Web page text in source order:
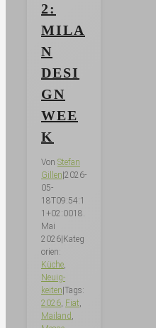
2:
MILA
N
DESI
GN
WEE
K
Von Stefan
Gillen 2026-
05-
18T09:54:1
1+02:0018.
Mai
2026 Kateg
orien:
Küche,
Neuig­
keiten Tags:
2026, Fiat,
Mailand ,